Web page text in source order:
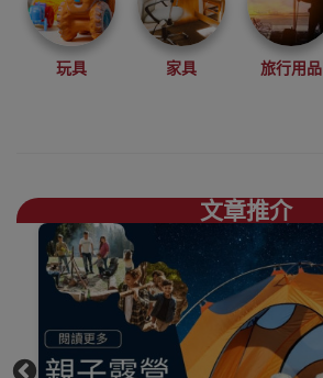
運動中設計開發
產品。
結合自然環保，
上網睇人評價不
如自己到陳列室
觸摸下更知自己
心，歡迎到香港
觀塘陳列室門市
選購
玩具 家具 旅行用品
文章推介